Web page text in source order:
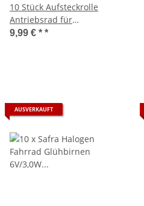
10 Stück Aufsteckrolle
Antriebsrad für
Fahrraddynamo Dynamo
9,99 € * *
AUSVERKAUFT